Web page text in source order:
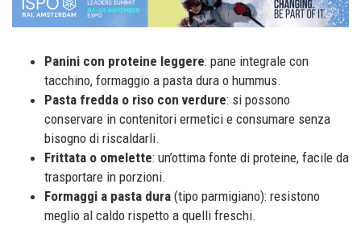
Panini con proteine leggere: pane integrale con
tacchino, formaggio a pasta dura o hummus.
Pasta fredda o riso con verdure: si possono
conservare in contenitori ermetici e consumare senza
bisogno di riscaldarli.
Frittata o omelette: un’ottima fonte di proteine, facile da
trasportare in porzioni.
Formaggi a pasta dura (tipo parmigiano): resistono
meglio al caldo rispetto a quelli freschi.